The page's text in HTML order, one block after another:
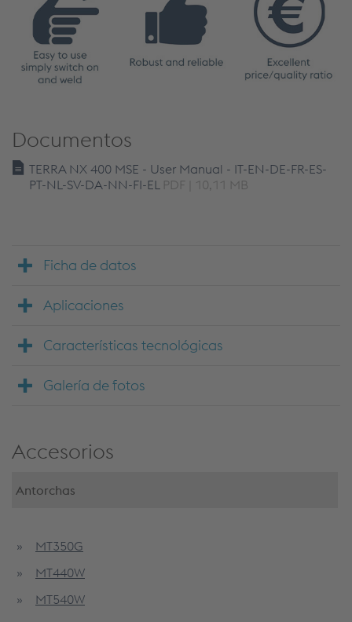
Documentos
TERRA NX 400 MSE - User Manual - IT-EN-DE-FR-ES-
PT-NL-SV-DA-NN-FI-EL PDF | 10,11 MB
Ficha de datos
Aplicaciones
Características tecnológicas
Galería de fotos
Accesorios
Antorchas
MT350G
MT440W
MT540W